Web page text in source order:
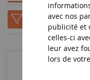
avec nos
publicité et
celles-ci
leur avez
lors de